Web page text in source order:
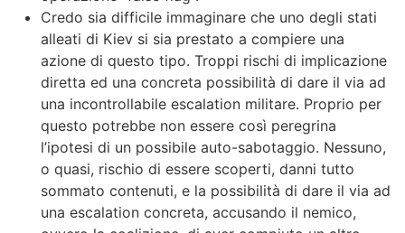
Credo sia difficile immaginare che uno degli stati
alleati di Kiev si sia prestato a compiere una
azione di questo tipo. Troppi rischi di implicazione
diretta ed una concreta possibilità di dare il via ad
una incontrollabile escalation militare. Proprio per
questo potrebbe non essere così peregrina
l’ipotesi di un possibile auto-sabotaggio. Nessuno,
o quasi, rischio di essere scoperti, danni tutto
sommato contenuti, e la possibilità di dare il via ad
una escalation concreta, accusando il nemico,